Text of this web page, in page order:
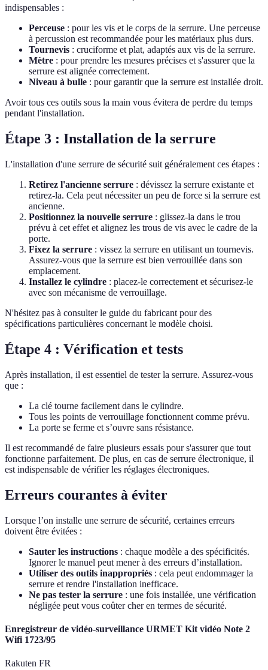
indispensables :
Perceuse : pour les vis et le corps de la serrure. Une perceuse
à percussion est recommandée pour les matériaux plus durs.
Tournevis : cruciforme et plat, adaptés aux vis de la serrure.
Mètre : pour prendre les mesures précises et s'assurer que la
serrure est alignée correctement.
Niveau à bulle : pour garantir que la serrure est installée droit.
Avoir tous ces outils sous la main vous évitera de perdre du temps
pendant l'installation.
Étape 3 : Installation de la serrure
L'installation d'une serrure de sécurité suit généralement ces étapes :
Retirez l'ancienne serrure : dévissez la serrure existante et
retirez-la. Cela peut nécessiter un peu de force si la serrure est
ancienne.
Positionnez la nouvelle serrure : glissez-la dans le trou
prévu à cet effet et alignez les trous de vis avec le cadre de la
porte.
Fixez la serrure : vissez la serrure en utilisant un tournevis.
Assurez-vous que la serrure est bien verrouillée dans son
emplacement.
Installez le cylindre : placez-le correctement et sécurisez-le
avec son mécanisme de verrouillage.
N'hésitez pas à consulter le guide du fabricant pour des
spécifications particulières concernant le modèle choisi.
Étape 4 : Vérification et tests
Après installation, il est essentiel de tester la serrure. Assurez-vous
que :
La clé tourne facilement dans le cylindre.
Tous les points de verrouillage fonctionnent comme prévu.
La porte se ferme et s’ouvre sans résistance.
Il est recommandé de faire plusieurs essais pour s'assurer que tout
fonctionne parfaitement. De plus, en cas de serrure électronique, il
est indispensable de vérifier les réglages électroniques.
Erreurs courantes à éviter
Lorsque l’on installe une serrure de sécurité, certaines erreurs
doivent être évitées :
Sauter les instructions : chaque modèle a des spécificités.
Ignorer le manuel peut mener à des erreurs d’installation.
Utiliser des outils inappropriés : cela peut endommager la
serrure et rendre l'installation inefficace.
Ne pas tester la serrure : une fois installée, une vérification
négligée peut vous coûter cher en termes de sécurité.
Enregistreur de vidéo-surveillance URMET Kit vidéo Note 2
Wifi 1723/95
Rakuten FR